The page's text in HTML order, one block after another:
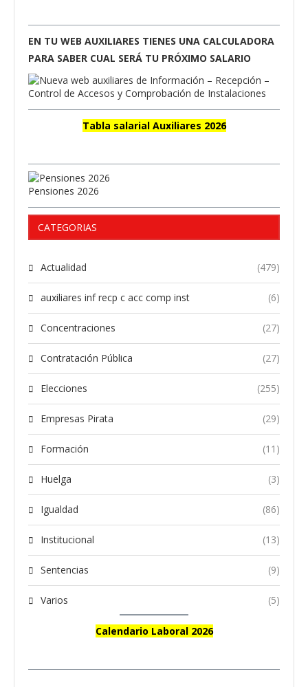
EN TU WEB AUXILIARES TIENES UNA CALCULADORA
PARA SABER CUAL SERÁ TU PRÓXIMO SALARIO
Tabla salarial Auxiliares 2026
Pensiones 2026
CATEGORIAS
Actualidad (479)
auxiliares inf recp c acc comp inst (6)
Concentraciones (27)
Contratación Pública (27)
Elecciones (255)
Empresas Pirata (29)
Formación (11)
Huelga (3)
Igualdad (86)
Institucional (13)
Sentencias (9)
Varios (5)
Calendario Laboral 2026